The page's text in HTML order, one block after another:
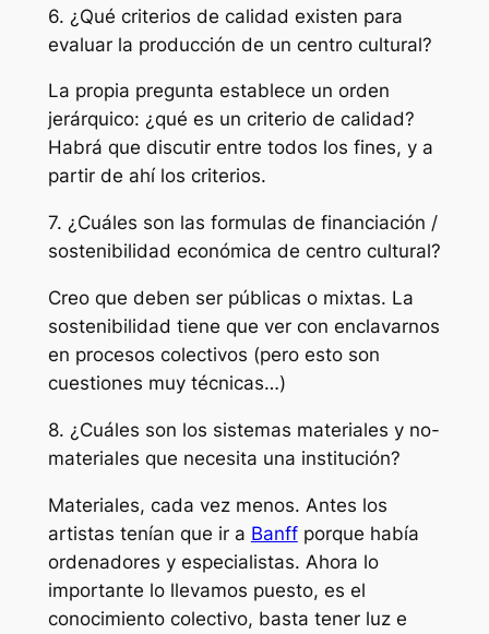
6. ¿Qué criterios de calidad existen para
evaluar la producción de un centro cultural?
La propia pregunta establece un orden
jerárquico: ¿qué es un criterio de calidad?
Habrá que discutir entre todos los fines, y a
partir de ahí los criterios.
7. ¿Cuáles son las formulas de financiación /
sostenibilidad económica de centro cultural?
Creo que deben ser públicas o mixtas. La
sostenibilidad tiene que ver con enclavarnos
en procesos colectivos (pero esto son
cuestiones muy técnicas…)
8. ¿Cuáles son los sistemas materiales y no-
materiales que necesita una institución?
Materiales, cada vez menos. Antes los
artistas tenían que ir a Banffporque había
ordenadores y especialistas. Ahora lo
importante lo llevamos puesto, es el
conocimiento colectivo, basta tener luz e